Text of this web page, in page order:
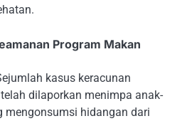
Program Makan
kasus keracunan
dilaporkan menimpa anak-
mengonsumsi hidangan dari